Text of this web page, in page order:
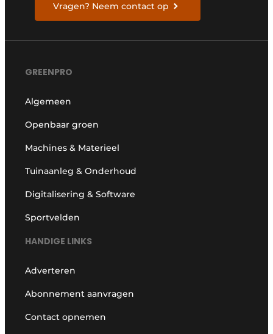
Vragen? Neem contact op
GREENPRO
Algemeen
Openbaar groen
Machines & Materieel
Tuinaanleg & Onderhoud
Digitalisering & Software
Sportvelden
HANDIGE LINKS
Adverteren
Abonnement aanvragen
Contact opnemen